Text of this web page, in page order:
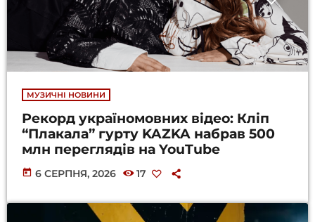
МУЗИЧНІ НОВИНИ
Рекорд україномовних відео: Кліп
“Плакала” гурту KAZKA набрав 500
млн переглядів на YouTube
today 6 СЕРПНЯ, 2026 17